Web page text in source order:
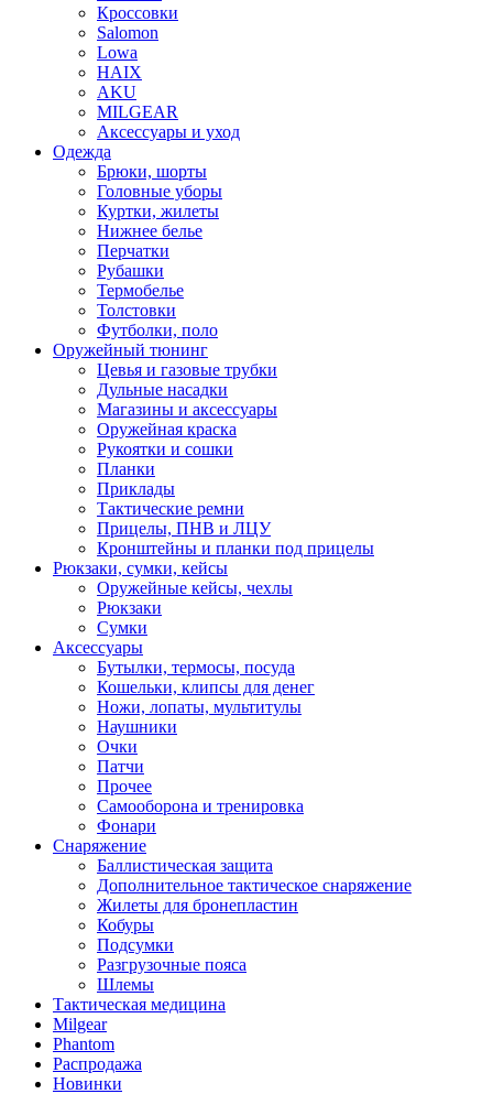
Кроссовки
Salomon
Lowa
HAIX
AKU
MILGEAR
Аксессуары и уход
Одежда
Брюки, шорты
Головные уборы
Куртки, жилеты
Нижнее белье
Перчатки
Рубашки
Термобелье
Толстовки
Футболки, поло
Оружейный тюнинг
Цевья и газовые трубки
Дульные насадки
Магазины и аксессуары
Оружейная краска
Рукоятки и сошки
Планки
Приклады
Тактические ремни
Прицелы, ПНВ и ЛЦУ
Кронштейны и планки под прицелы
Рюкзаки, сумки, кейсы
Оружейные кейсы, чехлы
Рюкзаки
Сумки
Аксессуары
Бутылки, термосы, посуда
Кошельки, клипсы для денег
Ножи, лопаты, мультитулы
Наушники
Очки
Патчи
Прочее
Самооборона и тренировка
Фонари
Снаряжение
Баллистическая защита
Дополнительное тактическое снаряжение
Жилеты для бронепластин
Кобуры
Подсумки
Разгрузочные пояса
Шлемы
Тактическая медицина
Milgear
Phantom
Распродажа
Новинки